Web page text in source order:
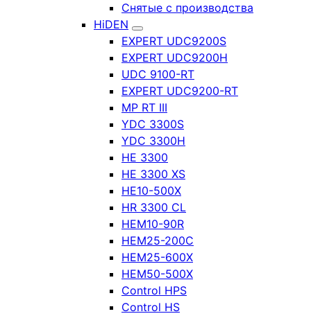
Снятые с производства
HiDEN
EXPERT UDC9200S
EXPERT UDC9200H
UDC 9100-RT
EXPERT UDC9200-RT
MP RT III
YDC 3300S
YDC 3300H
HE 3300
HE 3300 XS
HE10-500X
HR 3300 CL
HEM10-90R
HEM25-200C
HEM25-600X
HEM50-500X
Control HPS
Control HS